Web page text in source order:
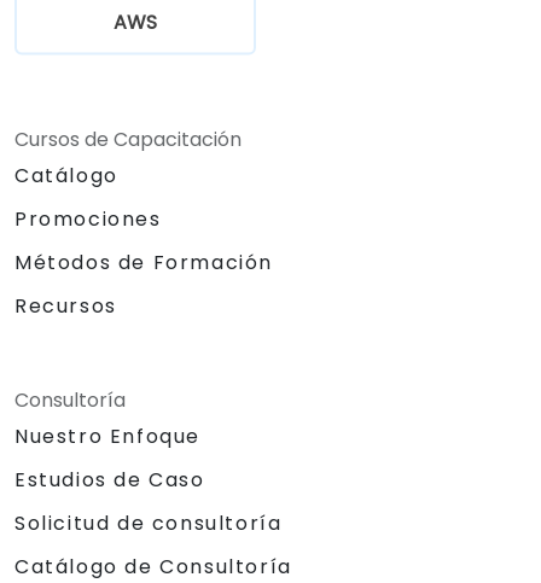
geocercado.
mediante MQTT usando AWS IoT Core.
Integración de AWS IoT Core con AWS
Lambda para procesamiento y Amazon
DynamoDB para almacenamiento de
Conexión de una Raspberry Pi a AWS IoT
Core para una comunicación de datos
dispositivo inteligente utilizando una
Raspberry Pi y AWS IoT Core.
Visualización de datos de sensores y
comunicación con la interfaz web.
AWS
Cursos de Capacitación
Catálogo
Promociones
Métodos de Formación
Recursos
Consultoría
Nuestro Enfoque
Estudios de Caso
Solicitud de consultoría
Catálogo de Consultoría